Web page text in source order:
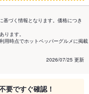
づく情報となります。価格につき
ります。
用時点でホットペッパーグルメに掲載
2026/07/25 更新
要ですぐ確認！